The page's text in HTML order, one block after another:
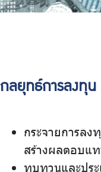
กลยุทธ์การลงทุน
กระจายการลง
สร้างผลตอบแ
ทบทวนและปร